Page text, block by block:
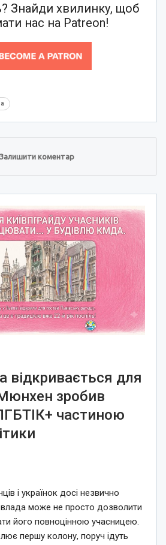
Знайди хвилинку, щоб
нас на Patreon!
коментар
відкривається для
зробив
частиною
і українок досі незвично
може не просто дозволити
його повноцінною учасницею.
першу колону, поруч ідуть